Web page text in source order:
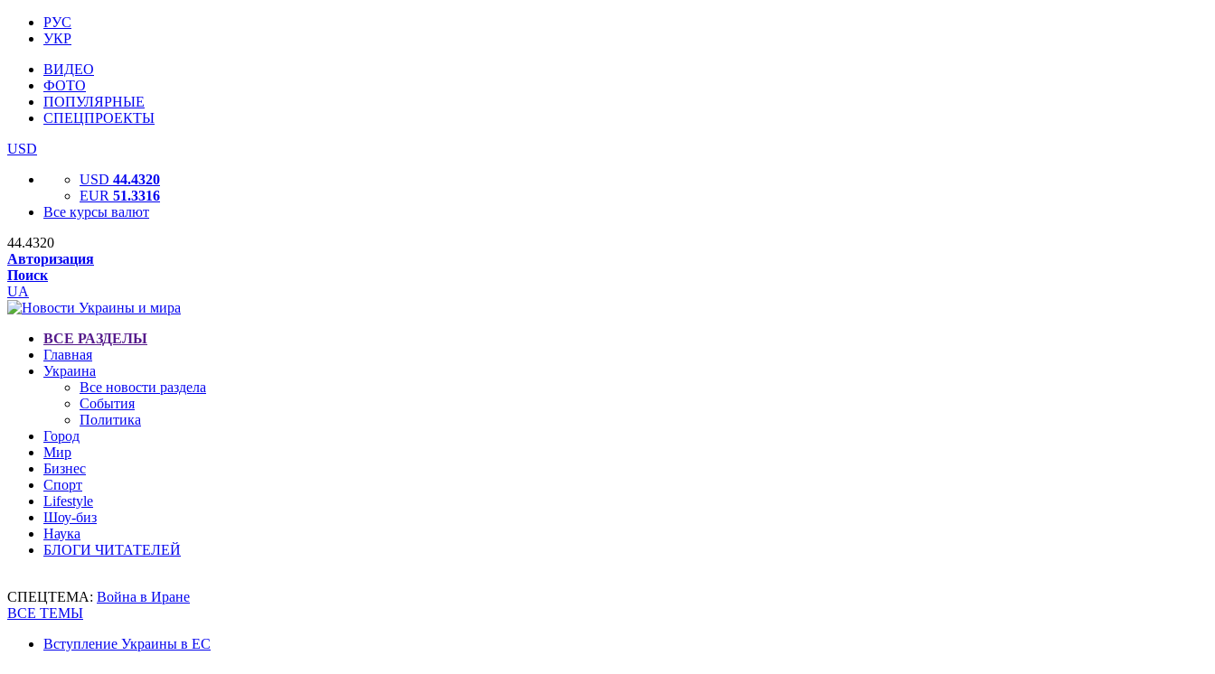
РУС
УКР
ВИДЕО
ФОТО
ПОПУЛЯРНЫЕ
СПЕЦПРОЕКТЫ
USD
USD 44.4320
EUR 51.3316
Все курсы валют
44.4320
Авторизация
Поиск
UA
ВСЕ РАЗДЕЛЫ
Главная
Украина
Все новости раздела
События
Политика
Город
Мир
Бизнес
Спорт
Lifestyle
Шоу-биз
Наука
БЛОГИ ЧИТАТЕЛЕЙ
СПЕЦТЕМА: Война в Иране
ВСЕ ТЕМЫ
Вступление Украины в ЕС